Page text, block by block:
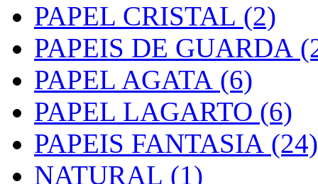
PAPEL CRISTAL (2)
PAPEIS DE GUARDA
PAPEL AGATA (6)
PAPEL LAGARTO (6)
PAPEIS FANTASIA (24)
NATURAL (1)